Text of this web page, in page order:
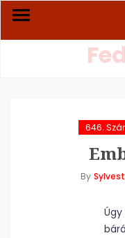
646.
By